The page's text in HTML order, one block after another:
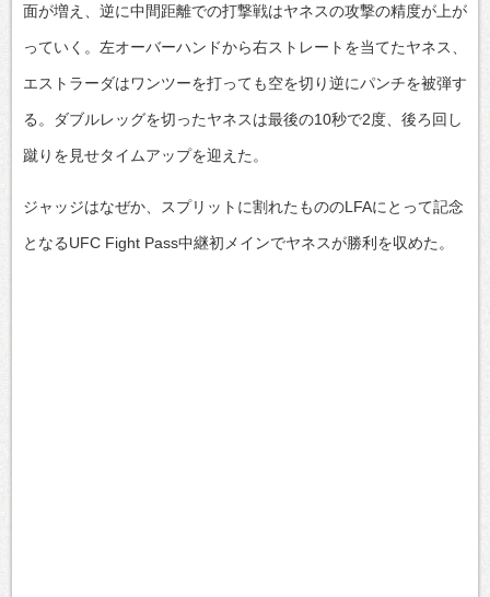
面が増え、逆に中間距離での打撃戦はヤネスの攻撃の精度が上が
っていく。左オーバーハンドから右ストレートを当てたヤネス、
エストラーダはワンツーを打っても空を切り逆にパンチを被弾す
る。ダブルレッグを切ったヤネスは最後の10秒で2度、後ろ回し
蹴りを見せタイムアップを迎えた。
ジャッジはなぜか、スプリットに割れたもののLFAにとって記念
となるUFC Fight Pass中継初メインでヤネスが勝利を収めた。